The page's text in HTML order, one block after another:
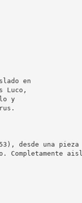
en
Luco,
y
desde una
Completamente